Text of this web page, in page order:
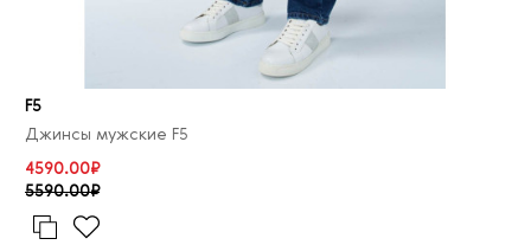
F5
Джинсы мужские F5
4590.00₽
5590.00₽